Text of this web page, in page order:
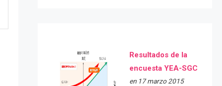
Resultados de la
encuesta YEA-SGC
en 17 marzo 2015